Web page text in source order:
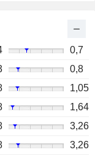
0,7
0,8
1,05
1,64
3,26
3,26